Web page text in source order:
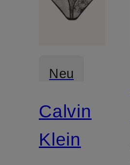
Neu
Mix &
Match
Calvin
Klein